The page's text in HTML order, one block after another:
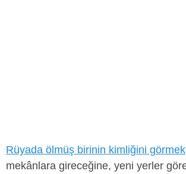
Rüyada ölmüş birinin kimliğini görmek
mekânlara gireceğine, yeni yerler